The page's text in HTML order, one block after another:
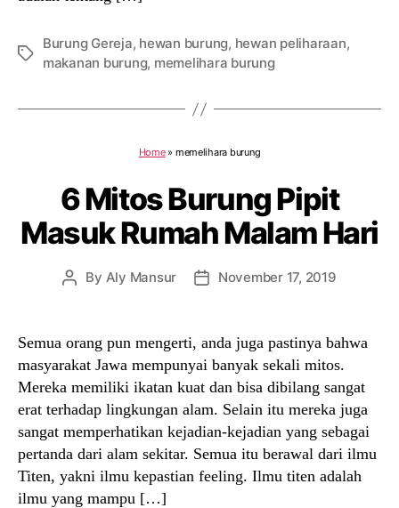
Tags
Burung Gereja, hewan burung, hewan peliharaan,
makanan burung, memelihara burung
Home» memelihara burung
6 Mitos Burung Pipit
Masuk Rumah Malam Hari
Post
By Aly Mansur
PostNovember 17, 2019
Semua orang pun mengerti, anda juga pastinya bahwa
masyarakat Jawa mempunyai banyak sekali mitos.
Mereka memiliki ikatan kuat dan bisa dibilang sangat
erat terhadap lingkungan alam. Selain itu mereka juga
sangat memperhatikan kejadian-kejadian yang sebagai
pertanda dari alam sekitar. Semua itu berawal dari ilmu
Titen, yakni ilmu kepastian feeling. Ilmu titen adalah
ilmu yang mampu […]